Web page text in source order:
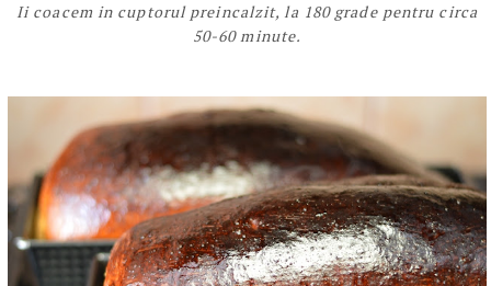
Ii coacem in cuptorul preincalzit, la 180 grade pentru circa
50-60 minute.